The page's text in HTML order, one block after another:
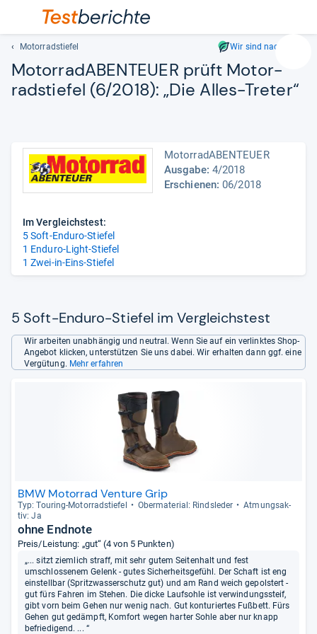
Geben
Sie
den
Motorradstiefel Wir sind nachhaltig
Motor­ra­dA­BEN­TEUER prüft Motor­
rad­s­tie­fel (6/2018): „Die Alles-​Tre­ter“
MotorradABENTEUER
Ausgabe: 4/2018
Erschienen: 06/2018
Im Vergleichstest:
5 Soft-Enduro-Stiefel
1 Enduro-Light-Stiefel
1 Zwei-in-Eins-Stiefel
5 Soft-Enduro-Stiefel im Vergleichstest
Wir arbeiten unabhängig und neutral. Wenn Sie auf ein verlinktes Shop-
Angebot klicken, unterstützen Sie uns dabei. Wir erhalten dann ggf. eine
Vergütung. Mehr erfahren
BMW Motorrad Venture Grip
Typ: Tou­ring-​Motor­rad­s­tie­fel Ober­ma­te­rial: Rinds­le­der
Atmungs­ak­
tiv: Ja
ohne Endnote
Preis/Leistung: „gut“ (4 von 5 Punkten)
„... sitzt ziemlich straff, mit sehr gutem Seitenhalt und fest
umschlossenem Gelenk - gutes Sicherheitsgefühl. Der Schaft ist eng
einstellbar (Spritzwasserschutz gut) und am Rand weich gepolstert -
gut fürs Fahren im Stehen. Die dicke Laufsohle ist verwindungssteif,
gibt vorn beim Gehen nur wenig nach. Gut konturiertes Fußbett. Fürs
Gehen gut gedämpft, Komfort wegen harter Sohle aber nur knapp
befriedigend. ... “